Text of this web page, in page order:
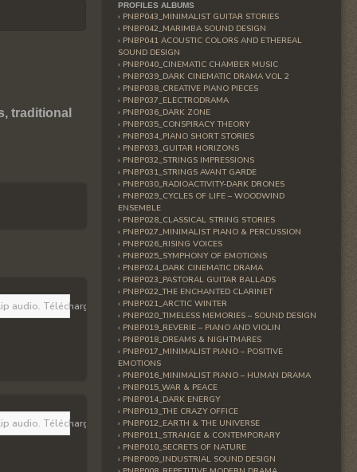
traditional
audio. Téléchargez la dernière version ici. Vous devez aussi avoir
audio. Téléchargez la dernière version ici. Vous devez aussi avoir
PROFILES ALBUMS
PNBP043_MINIMALIST GUITAR STORIES
PNBP042_MARIMBA SOUND DESIGN
PNBP041 ACOUSTIC COLORS AND ETHEREAL
SOUND DESIGN
PNBP040_CINEMATIC CHAMBER MUSIC
PNBP039_DARK CINEMATIC DRAMA VOL 2
PNBP038_CREATIVE PIANO PIECES
PNBP037_ELECTRODRAMA
PNBP036_DARK ZONE
PNBP035_CONSPIRACY THEORY
PNBP034_PIANO SHORT STORIES
PNBP033_GUITAR HORIZONS
PNBP032_STRINGS IMPRESSIONS
PNBP031_STRINGS AVANT GARDE
PNBP030_RADIOACTIVITY-DARK DRONES
PNBP029_CYCLES OF LIFE – WOODWIND
ENSEMBLE
PNBP028_CLASSICAL STRING STORIES
PNBP027_MINIMALIST PIANO & PERCUSSION
PNBP026_RISING VOICES
PNBP025_SYMPHONY OF EMOTIONS
PNBP024_DARK CINEMATIC DRAMA
PNBP023_PASTORAL GUITAR BALLADS
PNBP022_THE ENCHANTED CLARINET
PNBP021_ARCTIC WINTER
PNBP020_TIMELESS MEMORIES – SOUND DESIGN
PNBP019_REVERIE – PIANO AND VIOLIN
PNBP018_DREAMS & NIGHTMARES
PNBP017_MINIMALIST PIANO – POSITIVE
EMOTIONS
PNBP016_MINIMALIST PIANO – HUMAN DRAMA
PNBP015_WAR & PEACE
PNBP014_DARK ENERGY
PNBP013_THE CRAZY OFFICE
PNBP012_EARTH & THE UNIVERSE
PNBP011_STRANGE & CONTEMPORARY
PNBP010_SECRETS OF NATURE
PNBP009_INDUSTRIAL SOUND DESIGN